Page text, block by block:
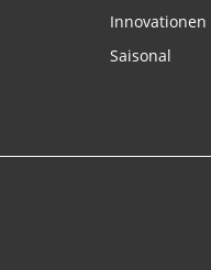
Innovationen
Saisonal